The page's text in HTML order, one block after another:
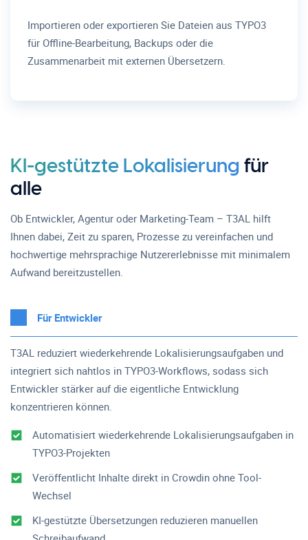
Importieren oder exportieren Sie Dateien aus TYPO3
für Offline-Bearbeitung, Backups oder die
Zusammenarbeit mit externen Übersetzern.
KI-gestützte Lokalisierung für
alle
Ob Entwickler, Agentur oder Marketing-Team – T3AL hilft
Ihnen dabei, Zeit zu sparen, Prozesse zu vereinfachen und
hochwertige mehrsprachige Nutzererlebnisse mit minimalem
Aufwand bereitzustellen.
Für Entwickler
T3AL reduziert wiederkehrende Lokalisierungsaufgaben und
integriert sich nahtlos in TYPO3-Workflows, sodass sich
Entwickler stärker auf die eigentliche Entwicklung
konzentrieren können.
Automatisiert wiederkehrende Lokalisierungsaufgaben in
TYPO3-Projekten
Veröffentlicht Inhalte direkt in Crowdin ohne Tool-
Wechsel
KI-gestützte Übersetzungen reduzieren manuellen